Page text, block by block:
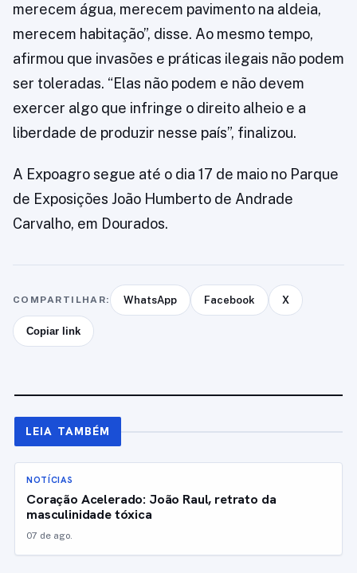
merecem água, merecem pavimento na aldeia,
merecem habitação”, disse. Ao mesmo tempo,
afirmou que invasões e práticas ilegais não podem
ser toleradas. “Elas não podem e não devem
exercer algo que infringe o direito alheio e a
liberdade de produzir nesse país”, finalizou.
A Expoagro segue até o dia 17 de maio no Parque
de Exposições João Humberto de Andrade
Carvalho, em Dourados.
COMPARTILHAR: WhatsApp Facebook X
Copiar link
LEIA TAMBÉM
NOTÍCIAS
Coração Acelerado: João Raul, retrato da
masculinidade tóxica
07 de ago.